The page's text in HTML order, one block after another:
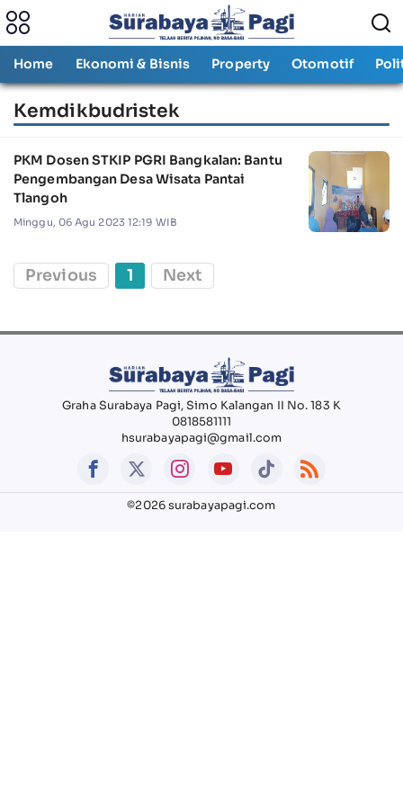
Home Ekonomi & Bisnis Property Otomotif
Kemdikbudristek
PKM Dosen STKIP PGRI Bangkalan: Bantu
Pengembangan Desa Wisata Pantai
Tlangoh
Minggu, 06 Agu 2023 12:19 WIB
Previous 1 Next
Graha Surabaya Pagi, Simo Kalangan II No. 183 K
0818581111
hsurabayapagi@gmail.com
©2026 surabayapagi.com